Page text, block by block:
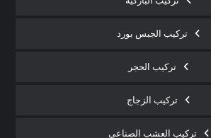
تركيب الجبس بورد
تركيب الحجر
تركيب الزجاج
تركيب العشب الصناعي